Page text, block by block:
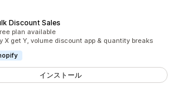
Discount Sales
1186件
plan available
X get Y, volume discount app & quantity breaks
インストール